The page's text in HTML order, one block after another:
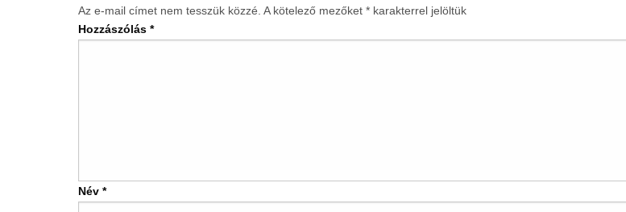
Az e-mail címet nem tesszük közzé. A kötelező mezőket * karakterrel jelöltük
Hozzászólás *
Név *